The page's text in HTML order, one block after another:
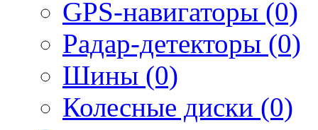
GPS-навигаторы (0)
Радар-детекторы (0)
Шины (0)
Колесные диски (0)